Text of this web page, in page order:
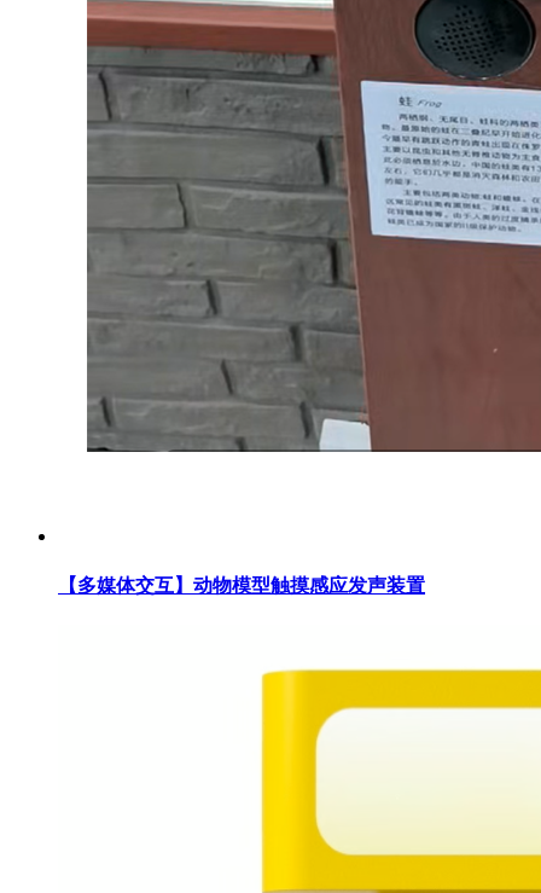
【多媒体交互】动物模型触摸感应发声装置